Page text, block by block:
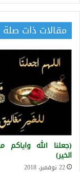
بدولة
مقالات ذات صلة
(جعلنا الله واياكم
الخير)
22 نوفمبر، 2018